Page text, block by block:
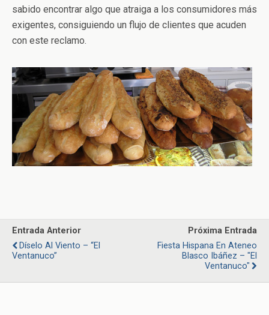
sabido encontrar algo que atraiga a los consumidores más
exigentes, consiguiendo un flujo de clientes que acuden
con este reclamo.
Entrada Anterior
Díselo Al Viento – “El
Ventanuco”
Próxima Entrada
Fiesta Hispana En Ateneo
Blasco Ibáñez – "El
Ventanuco"